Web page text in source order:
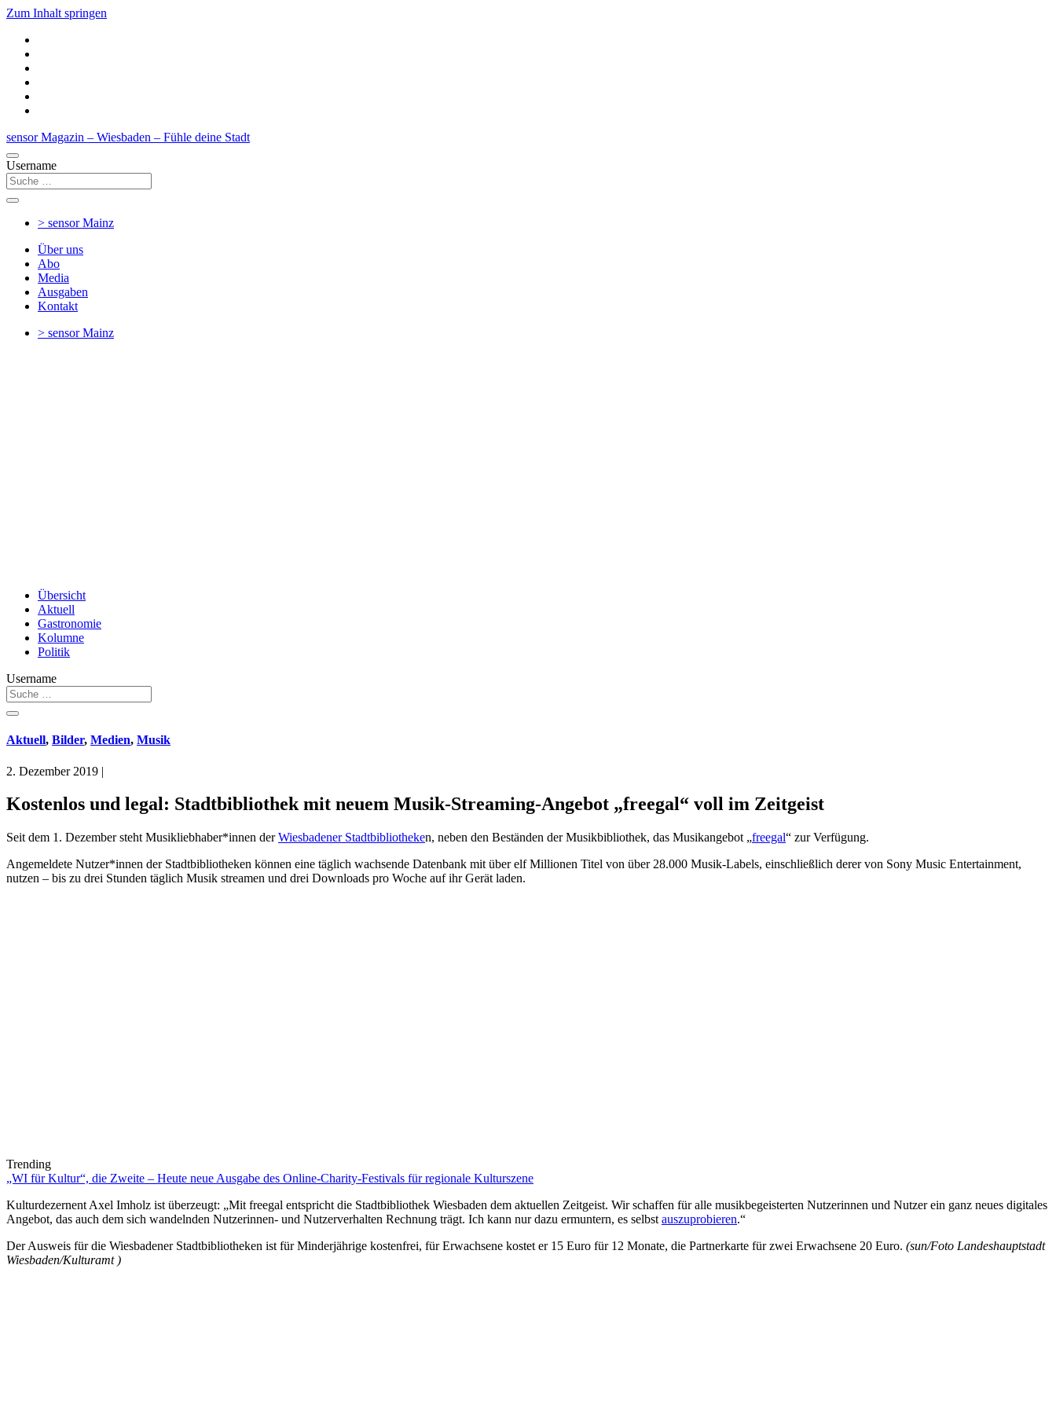
Zum Inhalt springen
sensor Magazin – Wiesbaden – Fühle deine Stadt
Username
> sensorMainz
Über uns
Abo
Media
Ausgaben
Kontakt
> sensorMainz
Übersicht
Aktuell
Gastronomie
Kolumne
Politik
Username
Aktuell, Bilder, Medien, Musik
2. Dezember 2019 |
Kostenlos und legal: Stadtbibliothek mit neuem Musik-Streaming-Angebot „freegal“ voll im Zeitgeist
Seit dem 1. Dezember steht Musikliebhaber*innen derWiesbadener Stadtbibliotheken, neben den Beständen der Musikbibliothek, das Musikangebot „freegal“ zur Verfügung.
Angemeldete Nutzer*innen der Stadtbibliotheken können eine täglich wachsende Datenbank mit über elf Millionen Titel von über 28.000 Musik-Labels, einschließlich derer von Sony Music Entertainment,
nutzen – bis zu drei Stunden täglich Musik streamen und drei Downloads pro Woche auf ihr Gerät laden.
Trending
„WI für Kultur“, die Zweite – Heute neue Ausgabe des Online-Charity-Festivals für regionale Kulturszene
Kulturdezernent Axel Imholz ist überzeugt: „Mit freegal entspricht die Stadtbibliothek Wiesbaden dem aktuellen Zeitgeist. Wir schaffen für alle musikbegeisterten Nutzerinnen und Nutzer ein ganz neues digitales
Angebot, das auch dem sich wandelnden Nutzerinnen- und Nutzerverhalten Rechnung trägt. Ich kann nur dazu ermuntern, es selbst auszuprobieren.“
Der Ausweis für die Wiesbadener Stadtbibliotheken ist für Minderjährige kostenfrei, für Erwachsene kostet er 15 Euro für 12 Monate, die Partnerkarte für zwei Erwachsene 20 Euro. (sun/Foto Landeshauptstadt
Wiesbaden/Kulturamt )